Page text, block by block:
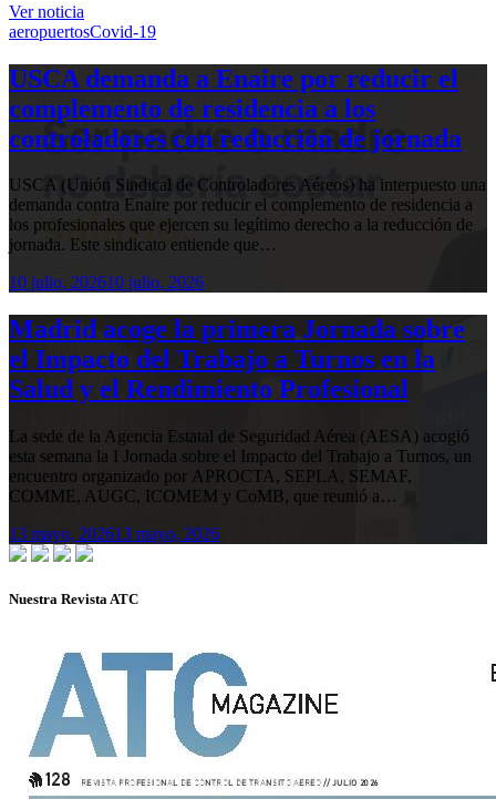
Ver noticia
aeropuertosCovid-19
USCA demanda a Enaire por reducir el
complemento de residencia a los
controladores con reducción de jornada
USCA (Unión Sindical de Controladores Aéreos) ha interpuesto una
demanda contra Enaire por reducir el complemento de residencia a
los profesionales que ejercen su legítimo derecho a la reducción de
jornada. Este sindicato entiende que…
10 julio, 202610 julio, 2026
Madrid acoge la primera Jornada sobre
el Impacto del Trabajo a Turnos en la
Salud y el Rendimiento Profesional
La sede de la Agencia Estatal de Seguridad Aérea (AESA) acogió
esta semana la I Jornada sobre el Impacto del Trabajo a Turnos, un
encuentro organizado por APROCTA, SEPLA, SEMAF,
COMME, AUGC, ICOMEM y CoMB, que reunió a…
13 mayo, 202613 mayo, 2026
Nuestra Revista ATC